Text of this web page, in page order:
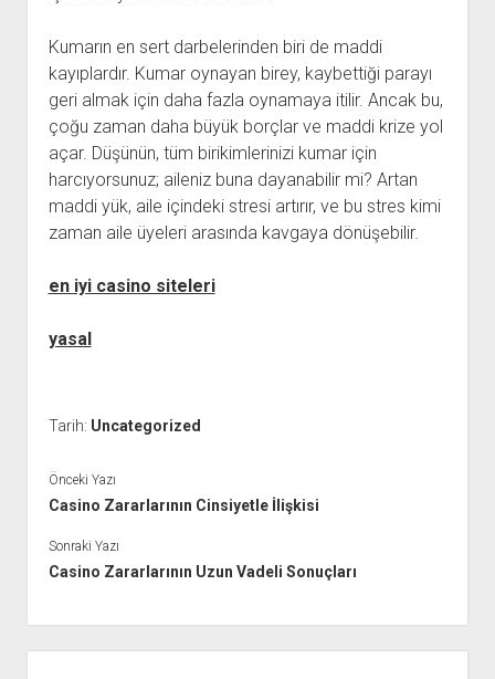
Kumarın en sert darbelerinden biri de maddi
kayıplardır. Kumar oynayan birey, kaybettiği parayı
geri almak için daha fazla oynamaya itilir. Ancak bu,
çoğu zaman daha büyük borçlar ve maddi krize yol
açar. Düşünün, tüm birikimlerinizi kumar için
harcıyorsunuz; aileniz buna dayanabilir mi? Artan
maddi yük, aile içindeki stresi artırır, ve bu stres kimi
zaman aile üyeleri arasında kavgaya dönüşebilir.
en iyi casino siteleri
yasal
Tarih: Uncategorized
Önceki Yazı
Casino Zararlarının Cinsiyetle İlişkisi
Sonraki Yazı
Casino Zararlarının Uzun Vadeli Sonuçları